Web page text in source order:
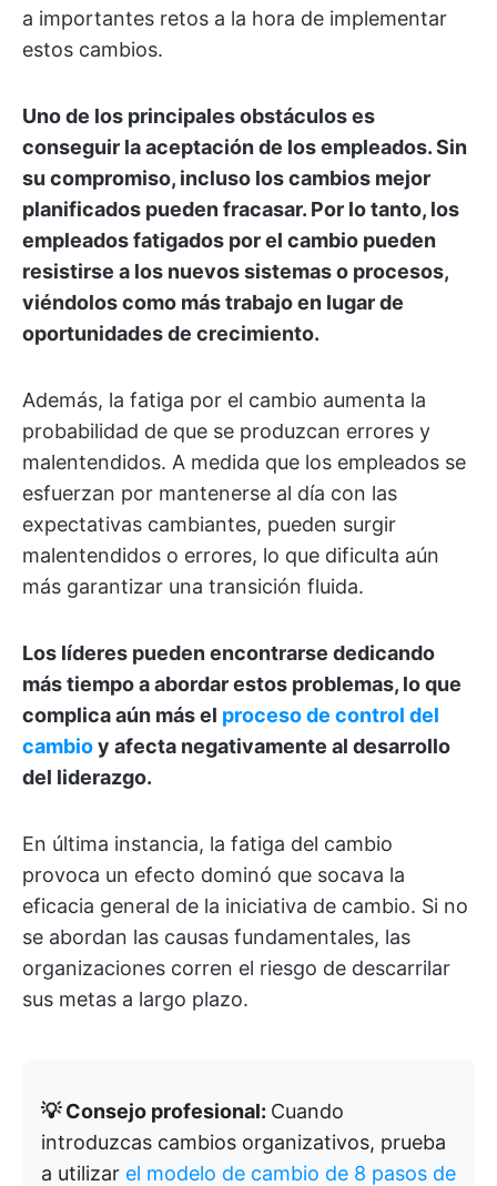
a importantes retos a la hora de implementar
estos cambios.
Uno de los principales obstáculos es
conseguir la aceptación de los empleados. Sin
su compromiso, incluso los cambios mejor
planificados pueden fracasar. Por lo tanto, los
empleados fatigados por el cambio pueden
resistirse a los nuevos sistemas o procesos,
viéndolos como más trabajo en lugar de
oportunidades de crecimiento.
Además, la fatiga por el cambio aumenta la
probabilidad de que se produzcan errores y
malentendidos. A medida que los empleados se
esfuerzan por mantenerse al día con las
expectativas cambiantes, pueden surgir
malentendidos o errores, lo que dificulta aún
más garantizar una transición fluida.
Los líderes pueden encontrarse dedicando
más tiempo a abordar estos problemas, lo que
complica aún más el proceso de control del
cambioy afecta negativamente al desarrollo
del liderazgo.
En última instancia, la fatiga del cambio
provoca un efecto dominó que socava la
eficacia general de la iniciativa de cambio. Si no
se abordan las causas fundamentales, las
organizaciones corren el riesgo de descarrilar
sus metas a largo plazo.
💡 Consejo profesional: Cuando
introduzcas cambios organizativos, prueba
a utilizar el modelo de cambio de 8 pasos de